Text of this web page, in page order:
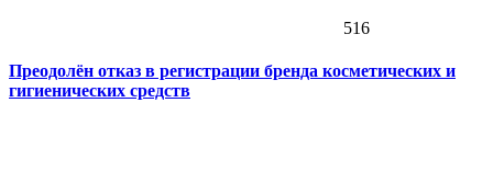
516
Преодолён отказ в регистрации бренда косметических и
гигиенических средств